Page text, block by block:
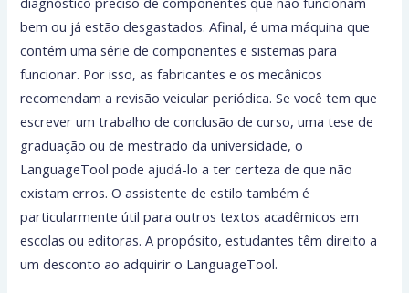
bem ou já estão desgastados. Afinal, é uma máquina que
contém uma série de componentes e sistemas para
funcionar. Por isso, as fabricantes e os mecânicos
recomendam a revisão veicular periódica. Se você tem que
escrever um trabalho de conclusão de curso, uma tese de
graduação ou de mestrado da universidade, o
LanguageTool pode ajudá-lo a ter certeza de que não
existam erros. O assistente de estilo também é
particularmente útil para outros textos acadêmicos em
escolas ou editoras. A propósito, estudantes têm direito a
um desconto ao adquirir o LanguageTool.